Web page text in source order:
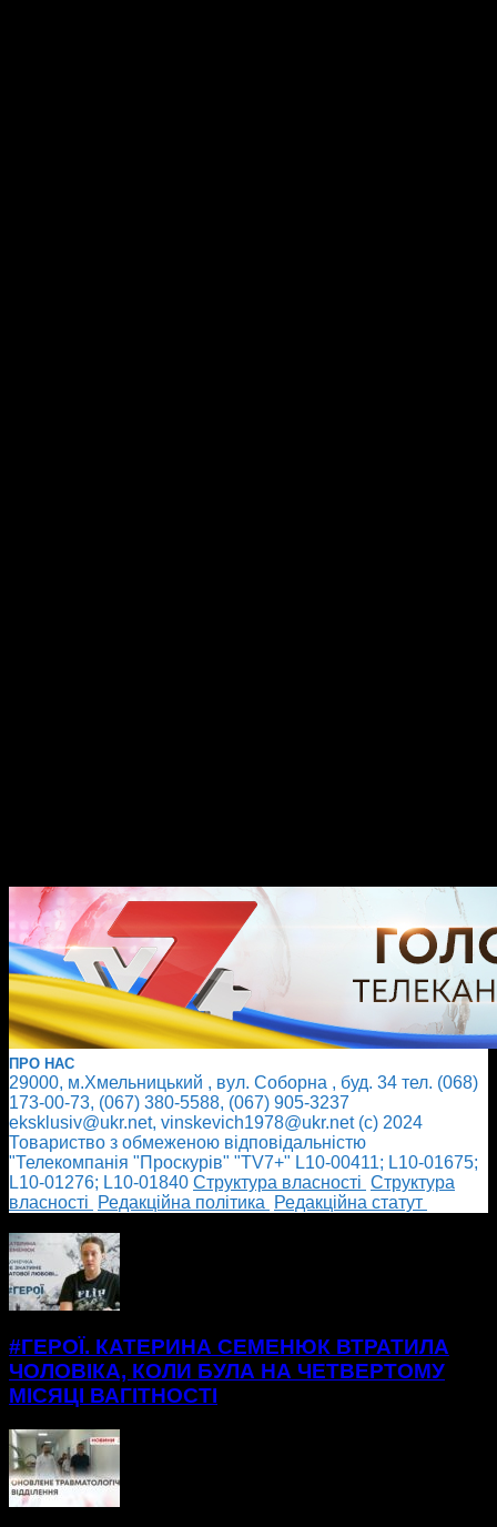
ПРО НАС
29000, м.Хмельницький , вул. Соборна , буд. 34 тел. (068)
173-00-73, (067) 380-5588, (067) 905-3237
eksklusiv@ukr.net, vinskevich1978@ukr.net (с) 2024
Товариство з обмеженою відповідальністю
"Телекомпанія "Проскурів" "TV7+" L10-00411; L10-01675;
L10-01276; L10-01840 Cтруктура власності Cтруктура
власності
Редакційна політика
Редакційна статут
#ГЕРОЇ. КАТЕРИНА СЕМЕНЮК ВТРАТИЛА
ЧОЛОВІКА, КОЛИ БУЛА НА ЧЕТВЕРТОМУ
МІСЯЦІ ВАГІТНОСТІ